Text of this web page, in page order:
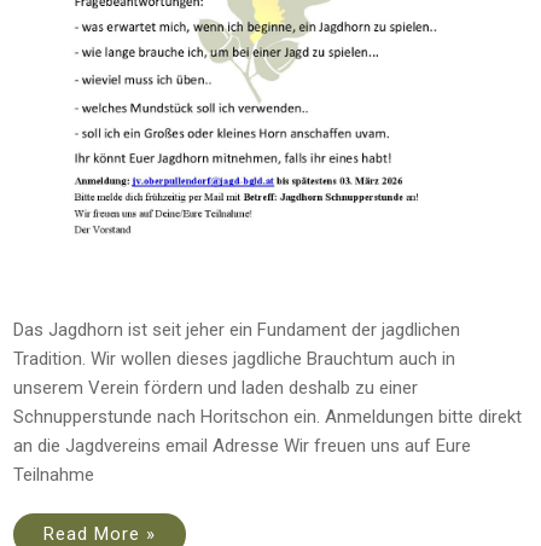
Das Jagdhorn ist seit jeher ein Fundament der jagdlichen
Tradition. Wir wollen dieses jagdliche Brauchtum auch in
unserem Verein fördern und laden deshalb zu einer
Schnupperstunde nach Horitschon ein. Anmeldungen bitte direkt
an die Jagdvereins email Adresse Wir freuen uns auf Eure
Teilnahme
Read More »